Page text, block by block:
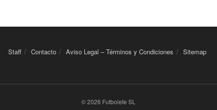
Staff Contacto Aviso Legal – Términos y Condiciones Sitemap
© 2026 Futbolete SL